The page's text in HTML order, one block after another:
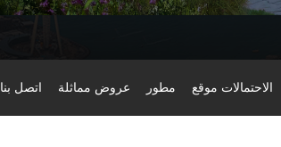
الاحتمالات موقع مطور عروض مماثلة اتصل بنا